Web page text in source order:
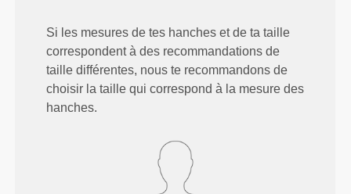
Si les mesures de tes hanches et de ta taille
correspondent à des recommandations de
taille différentes, nous te recommandons de
choisir la taille qui correspond à la mesure des
hanches.